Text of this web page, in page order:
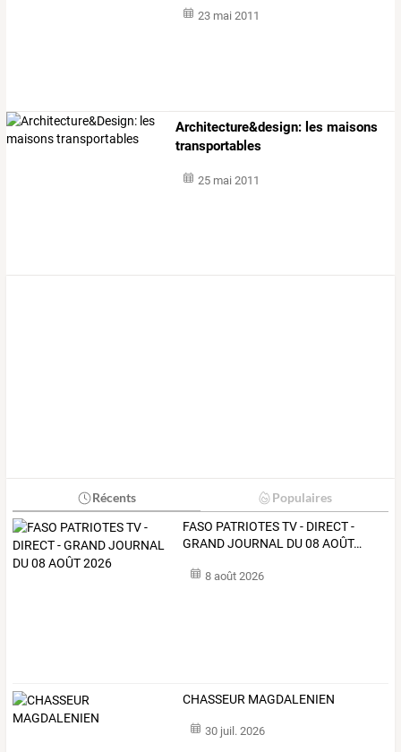
23 mai 2011
Architecture&design: les maisons
transportables
25 mai 2011
Récents Populaires
FASO PATRIOTESTV- DIRECT-
GRANDJOURNAL DU08 AOÛT…
8 août 2026
CHASSEUR MAGDALENIEN
30 juil. 2026